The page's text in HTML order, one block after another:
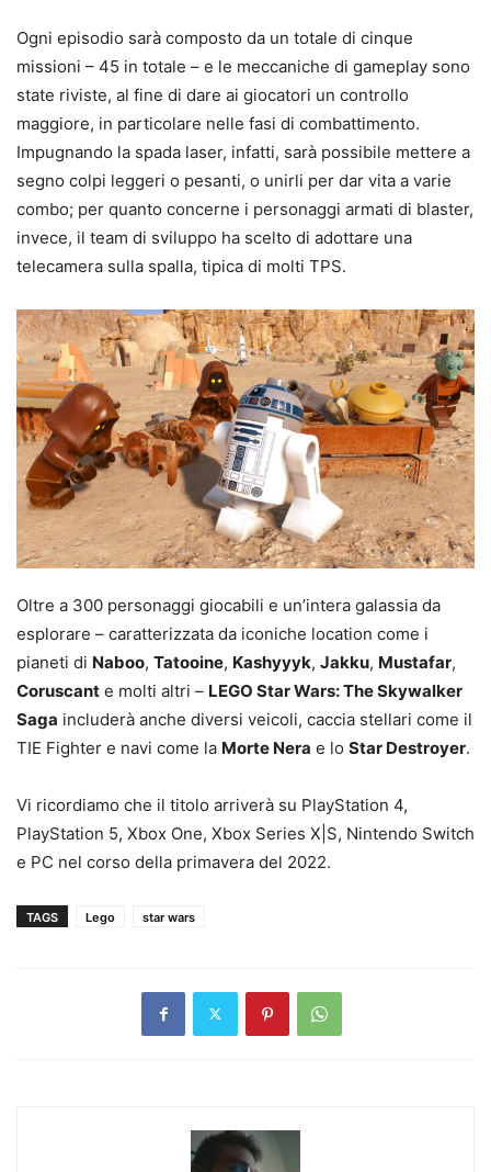
Ogni episodio sarà composto da un totale di cinque
missioni – 45 in totale – e le meccaniche di gameplay sono
state riviste, al fine di dare ai giocatori un controllo
maggiore, in particolare nelle fasi di combattimento.
Impugnando la spada laser, infatti, sarà possibile mettere a
segno colpi leggeri o pesanti, o unirli per dar vita a varie
combo; per quanto concerne i personaggi armati di blaster,
invece, il team di sviluppo ha scelto di adottare una
telecamera sulla spalla, tipica di molti TPS.
Oltre a 300 personaggi giocabili e un’intera galassia da
esplorare – caratterizzata da iconiche location come i
pianeti di Naboo, Tatooine, Kashyyyk, Jakku, Mustafar,
Coruscant e molti altri – LEGO Star Wars: The Skywalker
Saga includerà anche diversi veicoli, caccia stellari come il
TIE Fighter e navi come la Morte Nera e lo Star Destroyer.
Vi ricordiamo che il titolo arriverà su PlayStation 4,
PlayStation 5, Xbox One, Xbox Series X|S, Nintendo Switch
e PC nel corso della primavera del 2022.
TAGS Lego star wars